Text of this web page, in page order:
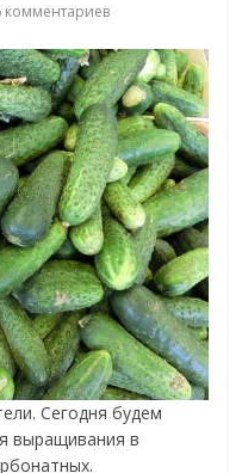
комментариев
Сегодня будем
выращивания в